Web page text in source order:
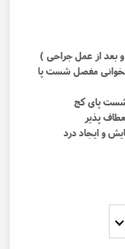
بعد از عمل جراحی )
مفصل شست پا
شست پای کج
پذیر
و ایجاد درد